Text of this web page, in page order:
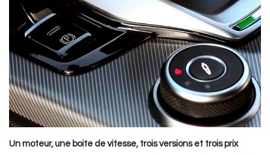
Un moteur, une boite de vitesse, trois versions et trois prix